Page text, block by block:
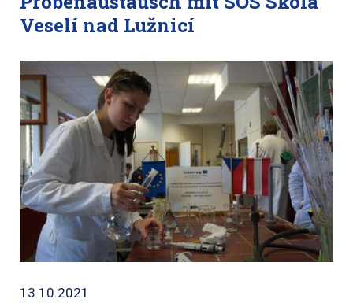
Veselí nad Lužnicí
13.10.2021